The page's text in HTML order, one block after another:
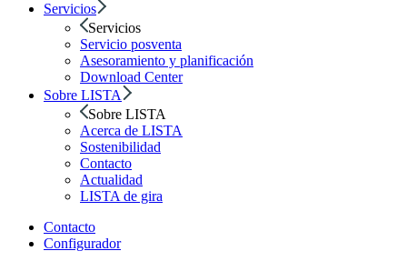
Servicios
Servicios
Servicio posventa
Asesoramiento y planificación
Download Center
Sobre LISTA
Sobre LISTA
Acerca de LISTA
Sostenibilidad
Contacto
Actualidad
LISTA de gira
Contacto
Configurador